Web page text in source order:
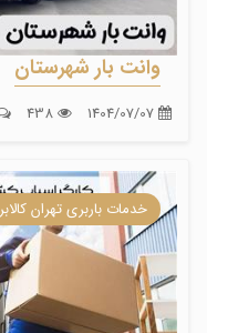
وانت بار شهرستان
خدمات باربری تهران کالابر